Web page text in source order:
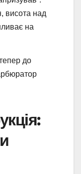
висота над
на
до